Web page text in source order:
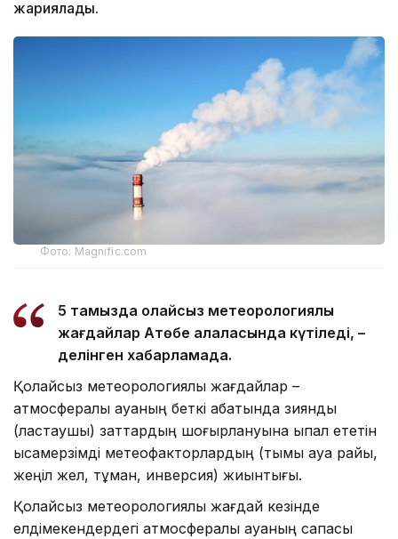
жариялады.
Фото: Magnific.com
5 тамызда қолайсыз метеорологиялық
жағдайлар Ақтөбе қалаласында күтіледі, –
делінген хабарламада.
Қолайсыз метеорологиялық жағдайлар –
атмосфералық ауаның беткі қабатында зиянды
(ластаушы) заттардың шоғырлануына ықпал ететін
қысқамерзімді метеофакторлардың (тымық ауа райы,
жеңіл жел, тұман, инверсия) жиынтығы.
Қолайсыз метеорологиялық жағдай кезінде
елдімекендердегі атмосфералық ауаның сапасы